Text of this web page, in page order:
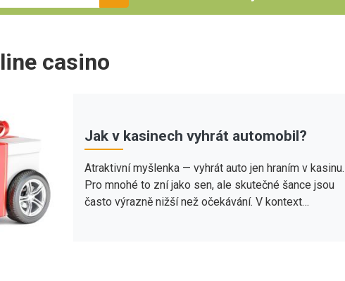
casino
Jak v kasinech vyhrát automobil?
Atraktivní myšlenka — vyhrát auto jen hraním v kasinu.
Pro mnohé to zní jako sen, ale skutečné šance jsou
často výrazně nižší než očekávání. V kontext…